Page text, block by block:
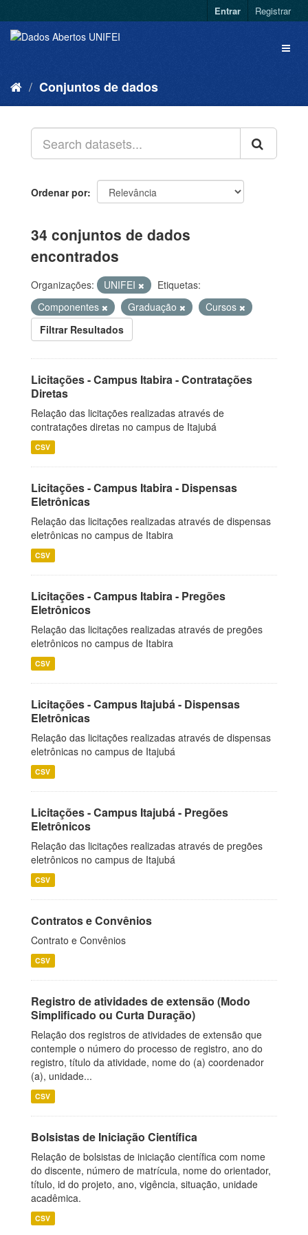
Entrar Registrar
Conjuntos de dados
Ordenar por
34 conjuntos de dados
encontrados
Organizações: UNIFEI
Etiquetas:
Componentes
Graduação
Cursos
Filtrar Resultados
Licitações - Campus Itabira - Contratações
Diretas
Relação das licitações realizadas através de
contratações diretas no campus de Itajubá
CSV
Licitações - Campus Itabira - Dispensas
Eletrônicas
Relação das licitações realizadas através de dispensas
eletrônicas no campus de Itabira
CSV
Licitações - Campus Itabira - Pregões
Eletrônicos
Relação das licitações realizadas através de pregões
eletrônicos no campus de Itabira
CSV
Licitações - Campus Itajubá - Dispensas
Eletrônicas
Relação das licitações realizadas através de dispensas
eletrônicas no campus de Itajubá
CSV
Licitações - Campus Itajubá - Pregões
Eletrônicos
Relação das licitações realizadas através de pregões
eletrônicos no campus de Itajubá
CSV
Contratos e Convênios
Contrato e Convênios
CSV
Registro de atividades de extensão (Modo
Simplificado ou Curta Duração)
Relação dos registros de atividades de extensão que
contemple o número do processo de registro, ano do
registro, título da atividade, nome do (a) coordenador
(a), unidade...
CSV
Bolsistas de Iniciação Científica
Relação de bolsistas de iniciação científica com nome
do discente, número de matrícula, nome do orientador,
título, id do projeto, ano, vigência, situação, unidade
acadêmica.
CSV